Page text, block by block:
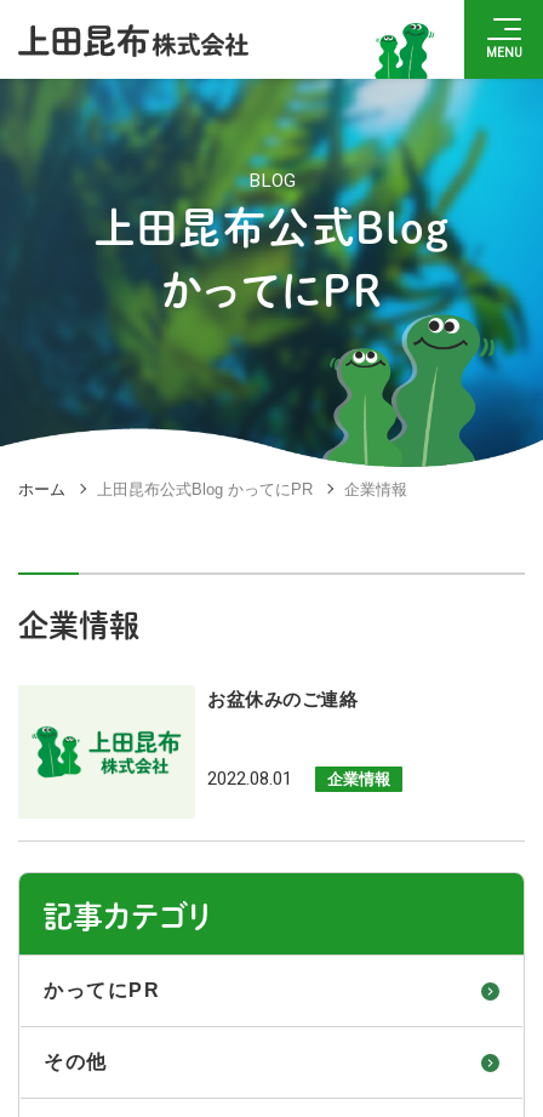
BLOG
上田昆布公式Blog
かってにPR
ホーム 上田昆布公式Blog かってにPR 企業情報
企業情報
お盆休みのご連絡
2022.08.01 企業情報
記事カテゴリ
かってにPR
その他